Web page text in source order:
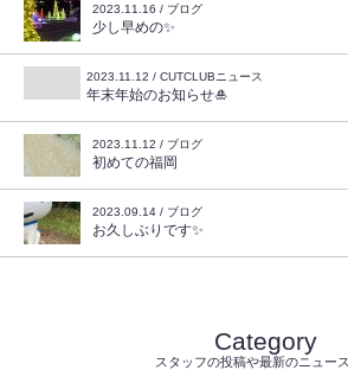
2023.11.16 / ブログ
少し早めの✨
2023.11.12 / CUTCLUBニュース
年末年始のお知らせ🎍
2023.11.12 / ブログ
初めての福岡
2023.09.14 / ブログ
お久しぶりです✨
Category
スタッフの投稿や最新のニュー